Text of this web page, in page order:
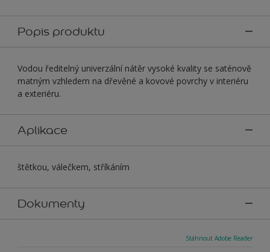
Popis produktu
Vodou ředitelný univerzální nátěr vysoké kvality se saténově
matným vzhledem na dřevěné a kovové povrchy v interiéru
a exteriéru.
Aplikace
štětkou, válečkem, stříkáním
Dokumenty
Stáhnout Adobe Reader